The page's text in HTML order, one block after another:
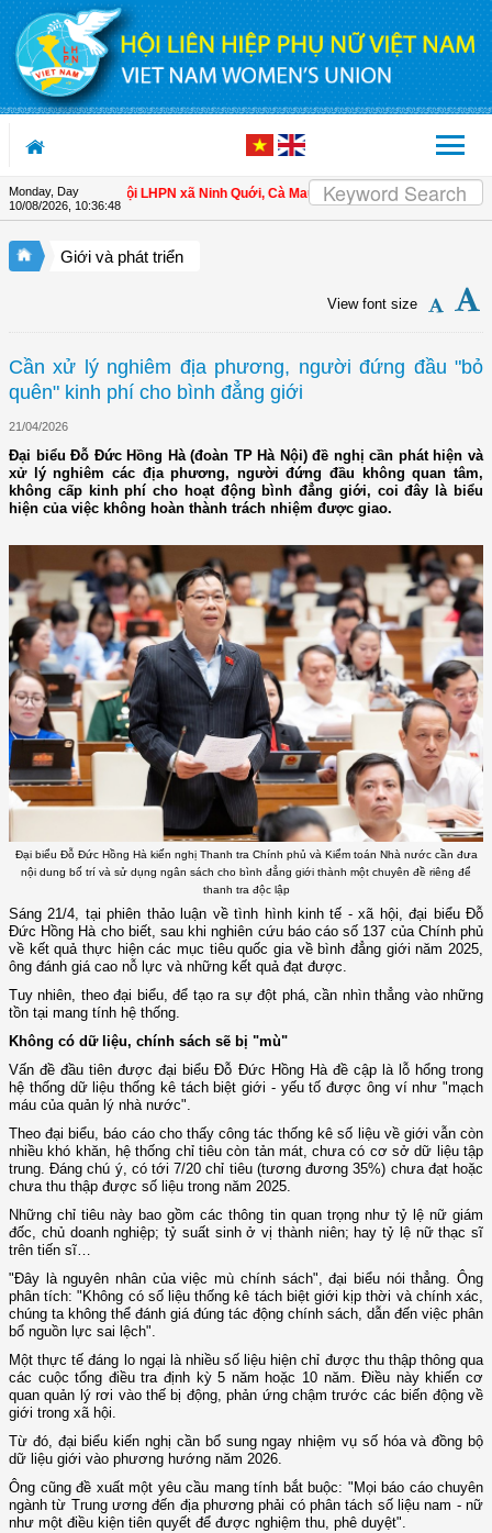
Skip to Content
Monday, Day
10/08/2026, 10:36:49
làm chủ | Hội LHPN xã Ninh Quới, Cà Mau: Tập huấn kỹ thuật kỹ thuật
Giới và phát triển
View font size
Cần xử lý nghiêm địa phương, người đứng đầu "bỏ
quên" kinh phí cho bình đẳng giới
21/04/2026
Đại biểu Đỗ Đức Hồng Hà (đoàn TP Hà Nội) đề nghị cần phát hiện và
xử lý nghiêm các địa phương, người đứng đầu không quan tâm,
không cấp kinh phí cho hoạt động bình đẳng giới, coi đây là biểu
hiện của việc không hoàn thành trách nhiệm được giao.
Đại biểu Đỗ Đức Hồng Hà kiến nghị Thanh tra Chính phủ và Kiểm toán Nhà nước cần đưa
nội dung bố trí và sử dụng ngân sách cho bình đẳng giới thành một chuyên đề riêng để
thanh tra độc lập
Sáng 21/4, tại phiên thảo luận về tình hình kinh tế - xã hội, đại biểu Đỗ
Đức Hồng Hà cho biết, sau khi nghiên cứu báo cáo số 137 của Chính phủ
về kết quả thực hiện các mục tiêu quốc gia về bình đẳng giới năm 2025,
ông đánh giá cao nỗ lực và những kết quả đạt được.
Tuy nhiên, theo đại biểu, để tạo ra sự đột phá, cần nhìn thẳng vào những
tồn tại mang tính hệ thống.
Không có dữ liệu, chính sách sẽ bị "mù"
Vấn đề đầu tiên được đại biểu Đỗ Đức Hồng Hà đề cập là lỗ hổng trong
hệ thống dữ liệu thống kê tách biệt giới - yếu tố được ông ví như "mạch
máu của quản lý nhà nước".
Theo đại biểu, báo cáo cho thấy công tác thống kê số liệu về giới vẫn còn
nhiều khó khăn, hệ thống chỉ tiêu còn tản mát, chưa có cơ sở dữ liệu tập
trung. Đáng chú ý, có tới 7/20 chỉ tiêu (tương đương 35%) chưa đạt hoặc
chưa thu thập được số liệu trong năm 2025.
Những chỉ tiêu này bao gồm các thông tin quan trọng như tỷ lệ nữ giám
đốc, chủ doanh nghiệp; tỷ suất sinh ở vị thành niên; hay tỷ lệ nữ thạc sĩ
trên tiến sĩ…
"Đây là nguyên nhân của việc mù chính sách", đại biểu nói thẳng. Ông
phân tích: "Không có số liệu thống kê tách biệt giới kịp thời và chính xác,
chúng ta không thể đánh giá đúng tác động chính sách, dẫn đến việc phân
bổ nguồn lực sai lệch".
Một thực tế đáng lo ngại là nhiều số liệu hiện chỉ được thu thập thông qua
các cuộc tổng điều tra định kỳ 5 năm hoặc 10 năm. Điều này khiến cơ
quan quản lý rơi vào thế bị động, phản ứng chậm trước các biến động về
giới trong xã hội.
Từ đó, đại biểu kiến nghị cần bổ sung ngay nhiệm vụ số hóa và đồng bộ
dữ liệu giới vào phương hướng năm 2026.
Ông cũng đề xuất một yêu cầu mang tính bắt buộc: "Mọi báo cáo chuyên
ngành từ Trung ương đến địa phương phải có phân tách số liệu nam - nữ
như một điều kiện tiên quyết để được nghiệm thu, phê duyệt".